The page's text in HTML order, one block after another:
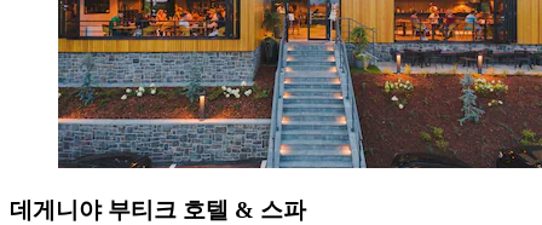
데게니야 부티크 호텔 & 스파